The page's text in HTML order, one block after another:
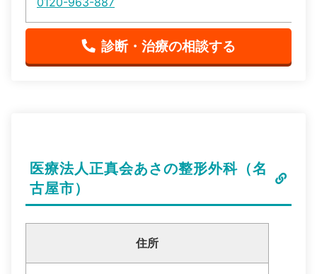
診断・治療の相談する
医療法人正真会あさの整形外科（名
古屋市）
住所